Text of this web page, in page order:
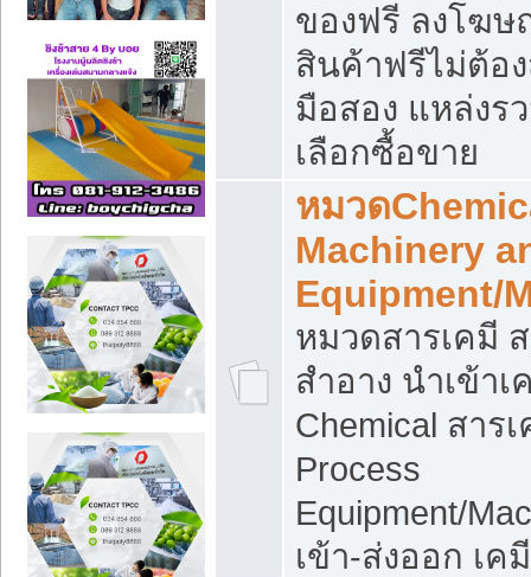
ของฟรี ลงโฆ
สินค้าฟรีไม่ต้อ
มือสอง แหล่งร
เลือกซื้อขาย
หมวด
Machinery
Equipment/
หมวดสารเคมี
สำอาง นำเข้
Chemical สาร
Process
Equipment/
เข้า-ส่งออก เ